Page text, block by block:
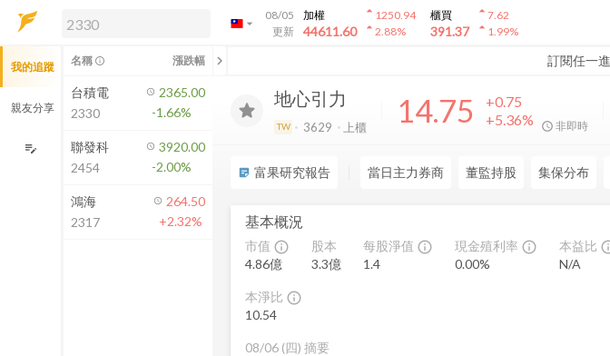
arrow_drop_down
08/05
更新
加權
44611.60
arrow_drop_up1250.94
arrow_drop_up2.88%
櫃買
391.37
arrow_drop_up7.62
arrow_drop_up1.99%
訂閱任一
解鎖即時行情及進階功能
方案」，即可解鎖以下功能：
即時行情
即時市況與排行
成交金額熱力圖
前往方案訂閱
如何綁定合作券商
地心引力
TW 3629 上櫃 14.75
+0.75
+5.36%
非即時
sticky_note_2 富果研究報告 當日主力券商 董監持股 集保分布
基本概況
市值 info_outline
4.86億
股本
3.3億
每股淨值 info_outline
1.4
現金殖利率 info_outline
0.00%
本益比
N/A
本淨比 info_outline
10.54
08/06 (四) 摘要
我的追蹤
親友分享
edit_note
名稱 info_outline 漲跌幅 chevron_left
台積電
2330
2365.00
-1.66%
聯發科
2454
3920.00
-2.00%
鴻海
2317
264.50
+2.32%